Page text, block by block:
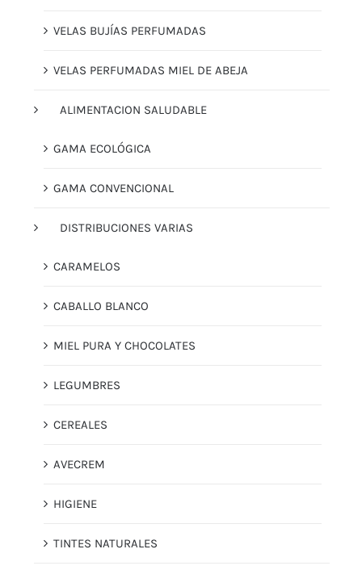
VELAS BUJÍAS PERFUMADAS
VELAS PERFUMADAS MIEL DE ABEJA
ALIMENTACION SALUDABLE
GAMA ECOLÓGICA
GAMA CONVENCIONAL
DISTRIBUCIONES VARIAS
CARAMELOS
CABALLO BLANCO
MIEL PURA Y CHOCOLATES
LEGUMBRES
CEREALES
AVECREM
HIGIENE
TINTES NATURALES